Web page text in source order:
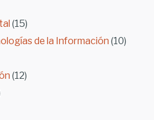
(15)
de la Información (10)
(12)